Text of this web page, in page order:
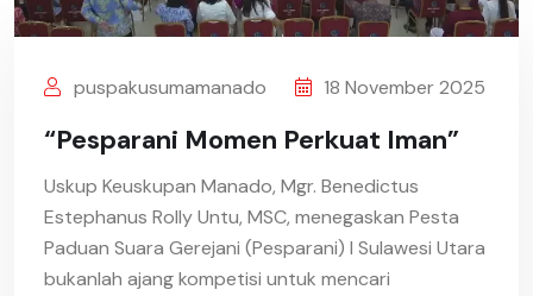
puspakusumamanado 18 November 2025
“Pesparani Momen Perkuat Iman”
Uskup Keuskupan Manado, Mgr. Benedictus
Estephanus Rolly Untu, MSC, menegaskan Pesta
Paduan Suara Gerejani (Pesparani) I Sulawesi Utara
bukanlah ajang kompetisi untuk mencari